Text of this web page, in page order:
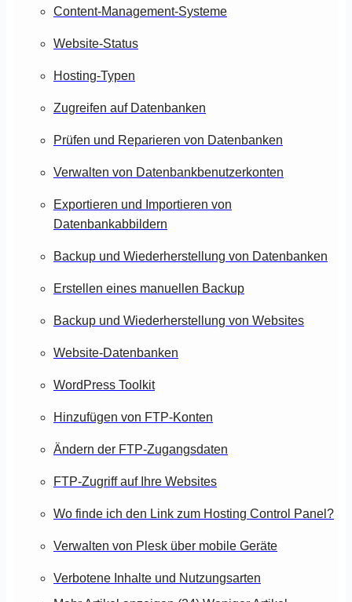
Content-Management-Systeme
Website-Status
Hosting-Typen
Zugreifen auf Datenbanken
Prüfen und Reparieren von Datenbanken
Verwalten von Datenbankbenutzerkonten
Exportieren und Importieren von
Datenbankabbildern
Backup und Wiederherstellung von Datenbanken
Erstellen eines manuellen Backup
Backup und Wiederherstellung von Websites
Website-Datenbanken
WordPress Toolkit
Hinzufügen von FTP-Konten
Ändern der FTP-Zugangsdaten
FTP-Zugriff auf Ihre Websites
Wo finde ich den Link zum Hosting Control Panel?
Verwalten von Plesk über mobile Geräte
Verbotene Inhalte und Nutzungsarten